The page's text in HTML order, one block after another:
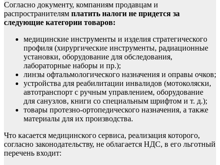
Согласно документу, компаниям продавцам и
распространителям платить налоги не придется за
следующие категории товаров:
медицинские инструменты и изделия стратегического
профиля (хирургические инструменты, радиационные
установки, оборудование для обследования,
лабораторные наборы и пр.);
линзы офтальмологического назначения и оправы очков;
устройства для реабилитации инвалидов (мотоколяски,
автотранспорт с ручным управлением, оборудование
для санузлов, книги со специальным шрифтом и т. д.);
товары протезно-ортопедического назначения, а также
материалы для их производства.
Что касается медицинского сервиса, реализация которого,
согласно законодательству, не облагается НДС, в его льготный
перечень входит: